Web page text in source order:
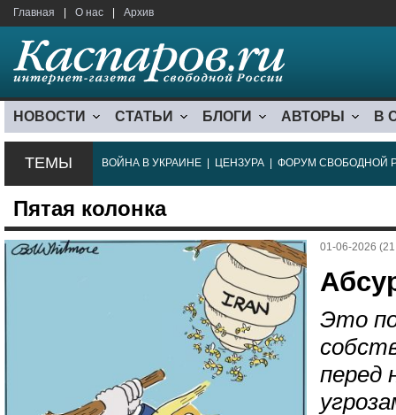
Главная О нас Архив
НОВОСТИ СТАТЬИ БЛОГИ АВТОРЫ В
ТЕМЫ ВОЙНА В УКРАИНЕ ЦЕНЗУРА ФОРУМ СВОБОДНОЙ
Пятая колонка
01-06-2026
Это
перед